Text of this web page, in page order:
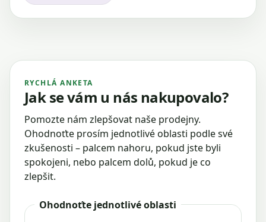
RYCHLÁ ANKETA
Jak se vám u nás nakupovalo?
Pomozte nám zlepšovat naše prodejny.
Ohodnoťte prosím jednotlivé oblasti podle své
zkušenosti – palcem nahoru, pokud jste byli
spokojeni, nebo palcem dolů, pokud je co
zlepšit.
Ohodnoťte jednotlivé oblasti